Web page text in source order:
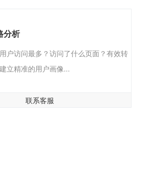
分析
户访问最多？访问了什么页面？有效转
立精准的用户画像...
联系客服